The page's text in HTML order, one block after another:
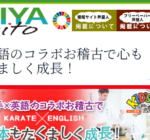
のコラボお稽古で心も
しく成長！